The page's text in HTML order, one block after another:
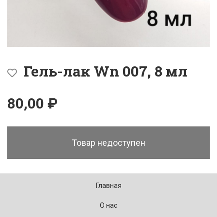
Гель-лак Wn 007, 8 мл
80,00 ₽
Товар недоступен
Главная
О нас